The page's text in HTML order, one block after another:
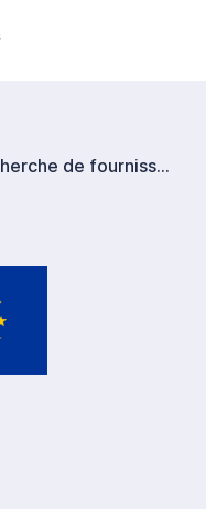
Recherche de fournisseurs de pois chiches pour la Suède